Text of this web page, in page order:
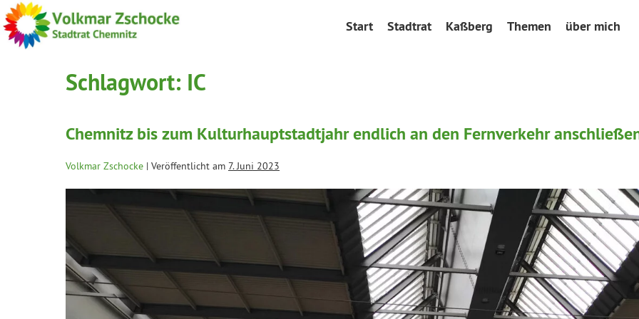
Start Stadtrat Kaßberg Themen über mich
Schlagwort: IC
Chemnitz bis zum Kulturhauptstadtjahr endlich an den Fernverkehr
Volkmar Zschocke | Veröffentlicht am 7. Juni 2023